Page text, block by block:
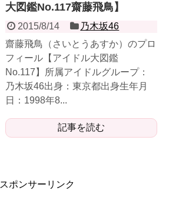
大図鑑No.117齋藤飛鳥】
2015/8/14
乃木坂46
齋藤飛鳥（さいとうあすか）のプロ
フィール【アイドル大図鑑
No.117】所属アイドルグループ：
乃木坂46出身：東京都出身生年月
日：1998年8...
記事を読む
スポンサーリンク